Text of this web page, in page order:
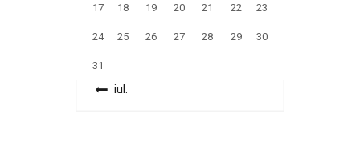
17 18 19 20 21 22 23
24 25 26 27 28 29 30
31
« iul.